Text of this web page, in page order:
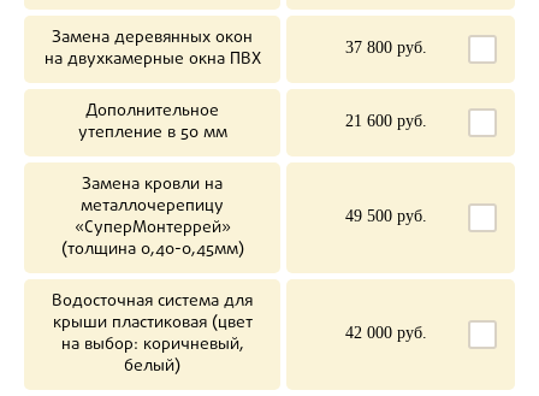
Замена деревянных окон
на двухкамерные окна ПВХ
37 800 руб.
Дополнительное
утепление в 50 мм
21 600 руб.
Замена кровли на
металлочерепицу
«СуперМонтеррей»
(толщина 0,40-0,45мм)
49 500 руб.
Водосточная система для
крыши пластиковая (цвет
на выбор: коричневый,
белый)
42 000 руб.